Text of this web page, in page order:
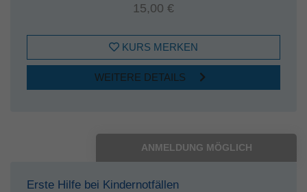
15,00 €
KURS MERKEN
WEITERE DETAILS
ANMELDUNG MÖGLICH
Erste Hilfe bei Kindernotfällen